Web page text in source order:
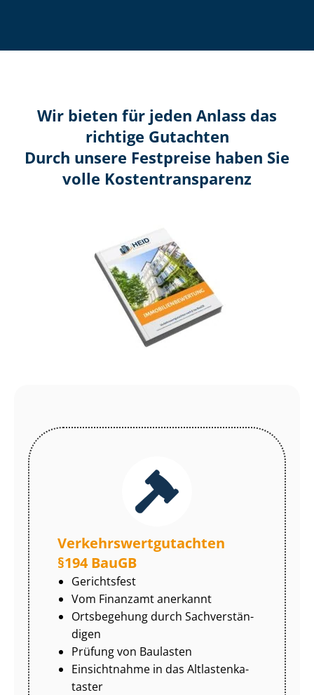
Wir bieten für jeden Anlass das
richtige Gutachten
Durch unsere Festpreise haben Sie
volle Kosten­transparenz
Ver­kehrs­wert­gut­ach­ten
§194 BauGB
Gerichtsfest
Vom Finanzamt anerkannt
Ortsbegehung durch Sach­ver­stän­
di­gen
Prüfung von Baulasten
Einsichtnahme in das Alt­las­ten­ka­
tas­ter